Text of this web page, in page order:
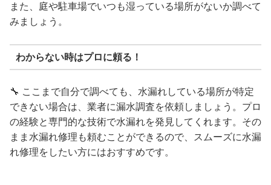
また、庭や駐車場でいつも湿っている場所がないか調べて
みましょう。
わからない時はプロに頼る！
🔧 ここまで自分で調べても、水漏れしている場所が特定
できない場合は、業者に漏水調査を依頼しましょう。プロ
の経験と専門的な技術で水漏れを発見してくれます。その
まま水漏れ修理も頼むことができるので、スムーズに水漏
れ修理をしたい方にはおすすめです。